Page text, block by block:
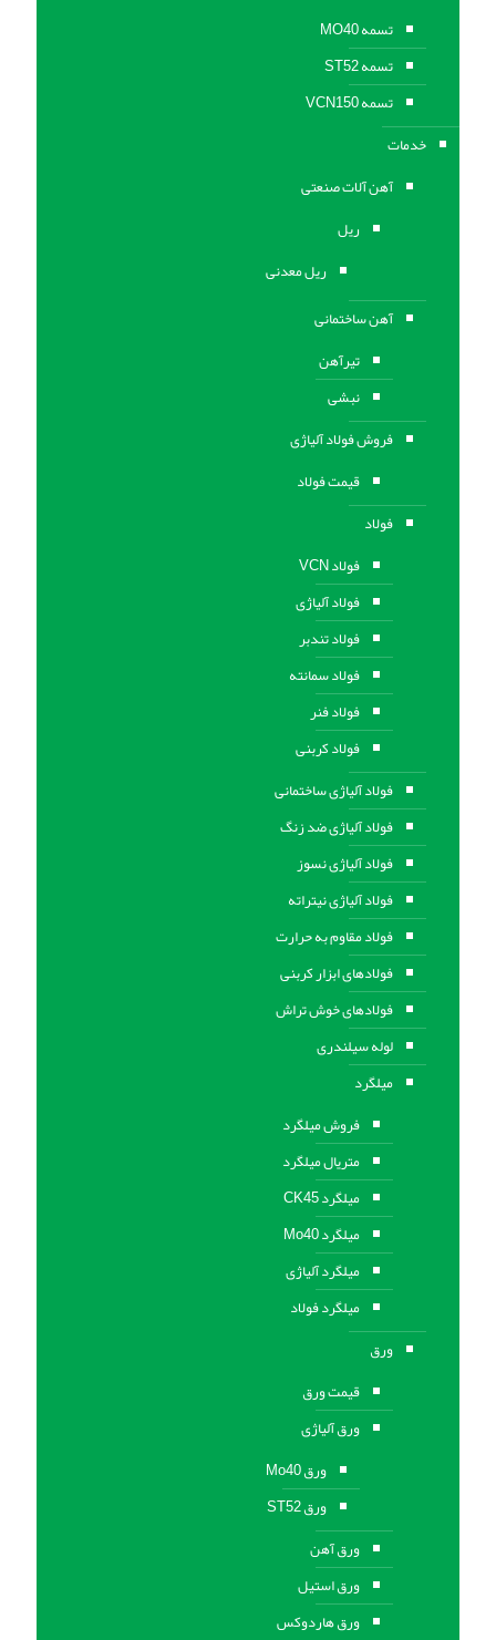
تسمه MO40
تسمه ST52
تسمه VCN150
خدمات
آهن آلات صنعتی
ریل
ریل معدنی
آهن ساختمانی
تیرآهن
نبشی
فروش فولاد آلیاژی
قیمت فولاد
فولاد
فولاد VCN
فولاد آلیاژی
فولاد تندبر
فولاد سمانته
فولاد فنر
فولاد کربنی
فولاد آلیاژی ساختمانی
فولاد آلیاژی ضد زنگ
فولاد آلیاژی نسوز
فولاد آلیاژی نیتراته
فولاد مقاوم به حرارت
فولادهای ابزار کربنی
فولادهای خوش تراش
لوله سیلندری
میلگرد
فروش میلگرد
متریال میلگرد
میلگرد CK45
میلگرد Mo40
میلگرد آلیاژی
میلگرد فولاد
ورق
قیمت ورق
ورق آلیاژی
ورق Mo40
ورق ST52
ورق آهن
ورق استيل
ورق هاردوکس